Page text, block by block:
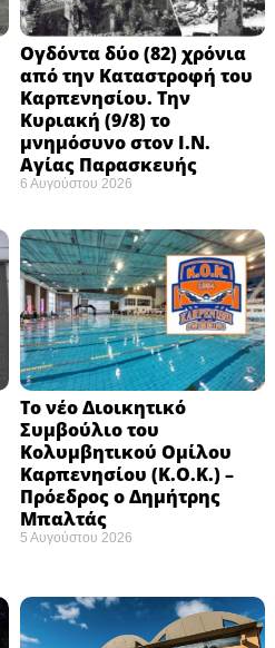
Ογδόντα δύο (82) χρόνια
από την Καταστροφή του
Καρπενησίου. Την
Κυριακή (9/8) το
μνημόσυνο στον Ι.Ν.
Αγίας Παρασκευής
6 Αυγούστου 2026
Το νέο Διοικητικό
Συμβούλιο του
Κολυμβητικού Ομίλου
Καρπενησίου (Κ.Ο.Κ.) –
Πρόεδρος ο Δημήτρης
Μπαλτάς
5 Αυγούστου 2026